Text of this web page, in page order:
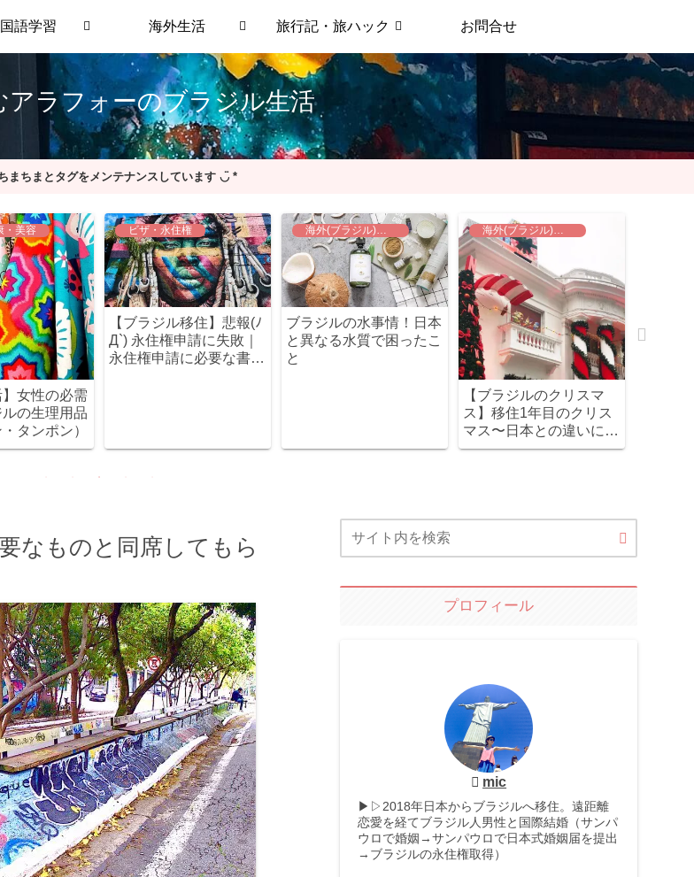
アラフォーのブラジル生活
語学習 海外生活 旅行記・旅ハック お問合せ
まちまとタグをメンテナンスしています ◡̈ *
・美容
】女性の必需
の生理用品
タンポン）
ビザ・永住権
【ブラジル移住】悲報(ﾉ
Д`) 永住権申請に失敗｜
永住権申請に必要な書類
海外(ブラジル)での暮らし
ブラジルの水事情！日本
と異なる水質で困ったこ
と
海外(ブラジル)での暮らし
【ブラジルのクリスマ
ス】移住1年目のクリス
マス〜日本との違いに驚
き！
Storeが
なものと同席してもら
プロフィール
mic
▶▷2018年日本からブラジルへ移住。遠距離
恋愛を経てブラジル人男性と国際結婚（サンパ
ウロで婚姻→サンパウロで日本式婚姻届を提出
→ブラジルの永住権取得）